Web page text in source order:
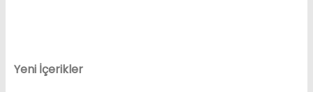
Yeni İçerikler